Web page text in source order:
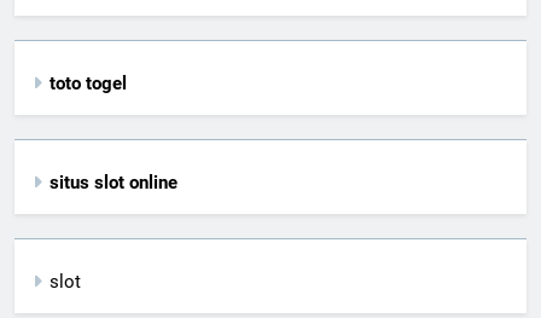
toto togel
situs slot online
slot